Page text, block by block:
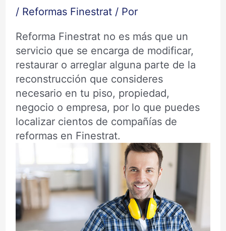
/ Reformas Finestrat/ Por
Reforma Finestrat no es más que un
servicio que se encarga de modificar,
restaurar o arreglar alguna parte de la
reconstrucción que consideres
necesario en tu piso, propiedad,
negocio o empresa, por lo que puedes
localizar cientos de compañías de
reformas en Finestrat.